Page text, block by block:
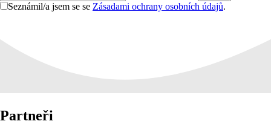
Seznámil/a jsem se se Zásadami ochrany osobních údajů.
Partneři